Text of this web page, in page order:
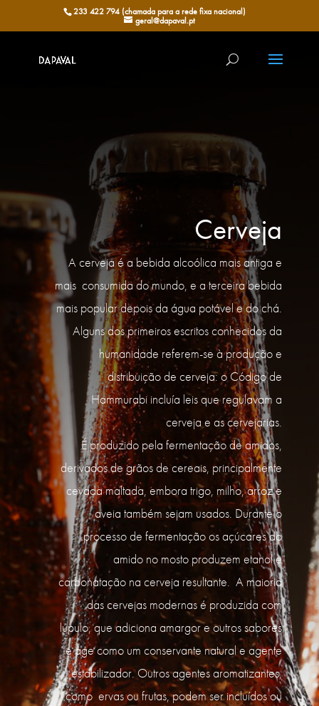
233 422 794 (chamada para a rede fixa nacional)
geral@dapaval.pt
Cerveja
A cerveja é a bebida alcoólica mais antiga e
mais consumida do mundo, e a terceira bebida
mais popular depois da água potável e do chá.
Alguns dos primeiros escritos conhecidos da
humanidade referem-se à produção e
distribuição de cerveja: o Código de
Hammurabi incluía leis que regulavam a
cerveja e as cervejarias.
É produzido pela fermentação de amidos,
derivados de grãos de cereais, principalmente
cevada maltada, embora trigo, milho, arroz e
aveia também sejam usados. Durante o
processo de fermentação os açúcares do
amido no mosto produzem etanol e
carbonatação na cerveja resultante. A maioria
das cervejas modernas é produzida com
lúpulo, que adiciona amargor e outros sabores
e age como um conservante natural e agente
estabilizador. Outros agentes aromatizantes,
como ervas ou frutas, podem ser incluídos ou